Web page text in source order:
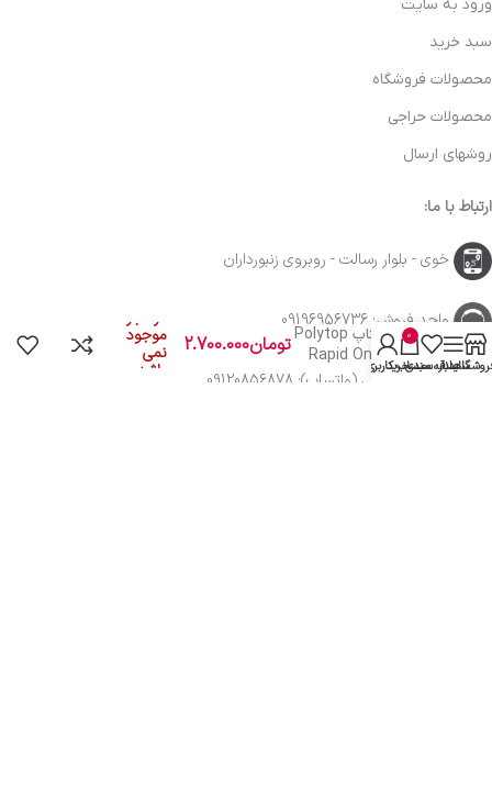
ورود به سایت
سبد خرید
محصولات فروشگاه
محصولات حراجی
روشهای ارسال
ارتباط با ما:
خوی - بلوار رسالت - روبروی زنبورداران
واحد فروش: 09196956736
واحد پشتیبانی (واتساپ): 09120856878
پولیش تک مرحله
ای پولیتاپ Polytop
Rapid One-Step
Plus
تومان2.700.000
در انبار
موجود
نمی
باشد سایدبار
علاقه مندی
0
سبد خرید
حساب کاربری من